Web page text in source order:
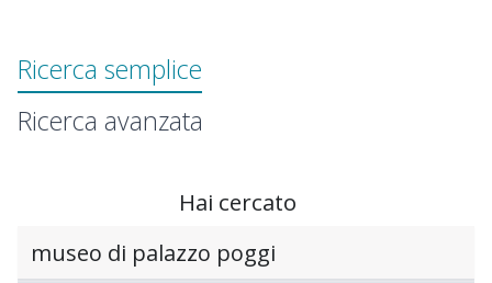
Ricerca semplice
Ricerca avanzata
Hai cercato